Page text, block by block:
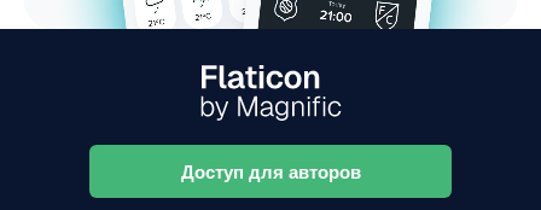
Доступ для авторов